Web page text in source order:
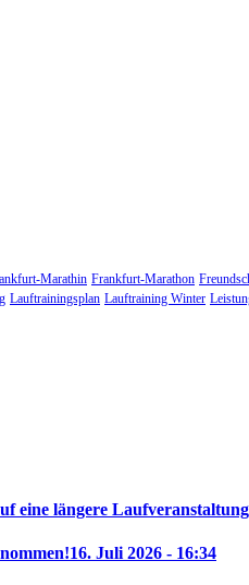
Marathin Frankfurt-Marathon
Lauftrainingsplan Lauftraining Winter
eine längere
16. Juli 2026 - 16:34